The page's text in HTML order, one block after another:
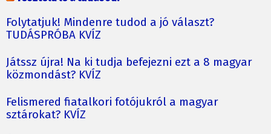
Folytatjuk! Mindenre tudod a jó választ?
TUDÁSPRÓBA KVÍZ
Játssz újra! Na ki tudja befejezni ezt a 8 magyar
közmondást? KVÍZ
Felismered fiatalkori fotójukról a magyar
sztárokat? KVÍZ